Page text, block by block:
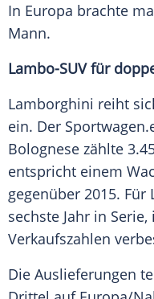
In Europa brachte
Mann.
Lambo-SUV für
Lamborghini reiht
ein. Der Sportwagen
Bolognese zählte
entspricht einem
gegenüber 2015. Für
sechste Jahr in
Verkaufszahlen
Die Auslieferungen